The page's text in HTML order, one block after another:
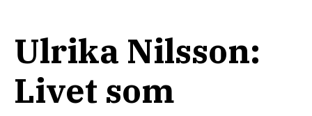
Ulrika Nilsson:
Livet som